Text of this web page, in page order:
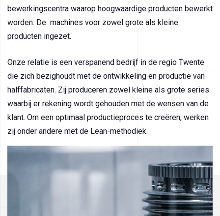
bewerkingscentra waarop hoogwaardige producten bewerkt
worden. De machines voor zowel grote als kleine
producten ingezet.
Onze relatie is een verspanend bedrijf in de regio Twente
die zich bezighoudt met de ontwikkeling en productie van
halffabricaten. Zij produceren zowel kleine als grote series
waarbij er rekening wordt gehouden met de wensen van de
klant. Om een optimaal productieproces te creëren, werken
zij onder andere met de Lean-methodiek.